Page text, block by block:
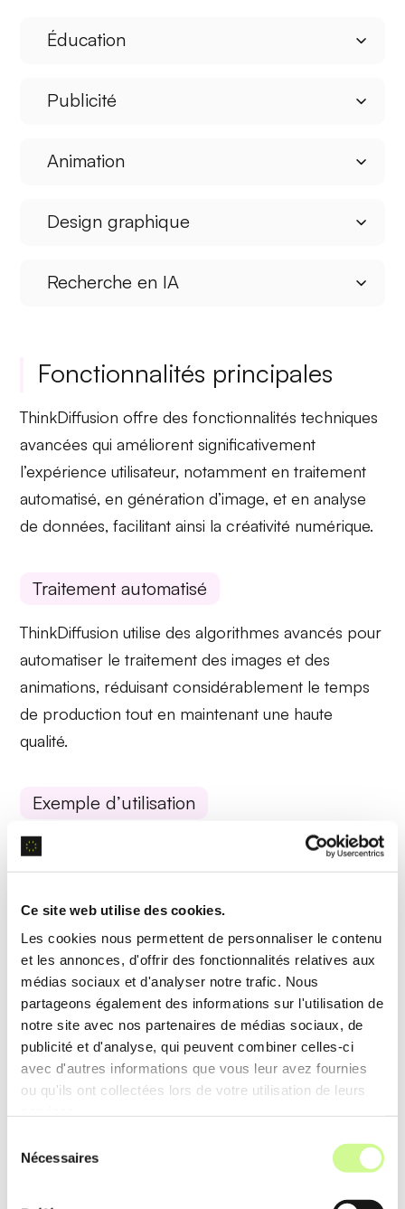
Ce site web utilise des cookies.
Les cookies nous permettent de personnaliser le contenu
et les annonces, d'offrir des fonctionnalités relatives aux
médias sociaux et d'analyser notre trafic. Nous
partageons également des informations sur l'utilisation de
notre site avec nos partenaires de médias sociaux, de
publicité et d'analyse, qui peuvent combiner celles-ci
avec d'autres informations que vous leur avez fournies
ou qu'ils ont collectées lors de votre utilisation de leurs
Nécessaires
Éducation
Publicité
Animation
Design graphique
Recherche en IA
Fonctionnalités principales
ThinkDiffusion offre des fonctionnalités techniques
avancées qui améliorent significativement
l’expérience utilisateur, notamment entraitement
automatisé, engénération d’image, et enanalyse
de données, facilitant ainsi la créativité numérique.
Traitement automatisé
ThinkDiffusion utilise desalgorithmes avancés pour
automatiser le traitement des images et des
animations, réduisant considérablement le temps
de production tout en maintenant une haute
qualité.
Exemple d’utilisation
Imaginez un designer utilisant ThinkDiffusion pour
créer uneanimation complexeen quelques
minutes seulement, grâce à l’automatisation de
tâches répétitives et chronophages.
Génération d’image
La plateforme intègre des modèles spécialisés
pour lagénération d’imagesréalistes, permettant
aux utilisateurs de créer des visuels détaillés sans
nécessiter de compétences en programmation ou